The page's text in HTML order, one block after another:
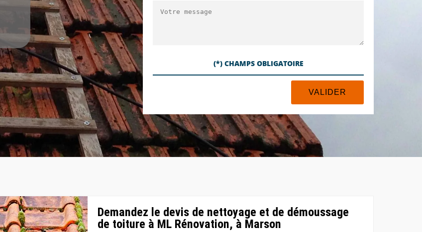
(*) CHAMPS OBLIGATOIRE
Demandez le devis de nettoyage et de démoussage
de toiture à ML Rénovation, à Marson